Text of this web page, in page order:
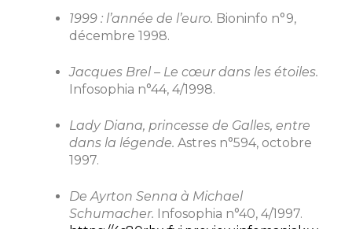
1999 : l’année de l’euro. Bioninfo n°9,
décembre 1998.
Jacques Brel – Le cœur dans les étoiles.
Infosophia n°44, 4/1998.
Lady Diana, princesse de Galles, entre
dans la légende. Astres n°594, octobre
1997.
De Ayrton Senna à Michael
Schumacher. Infosophia n°40, 4/1997.